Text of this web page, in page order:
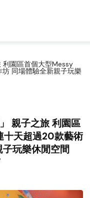
利園區首個大型Messy
同場體驗全新親子玩樂
親子之旅 利園區
天超過20款藝術